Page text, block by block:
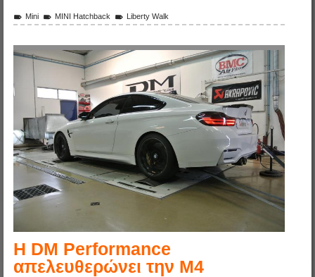
Mini MINI Hatchback Liberty Walk
dm_performance_bmw_m4_4.jpg
Η DM Performance
απελευθερώνει την Μ4